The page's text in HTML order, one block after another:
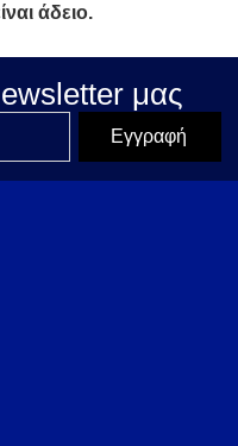
άδειο.
μας